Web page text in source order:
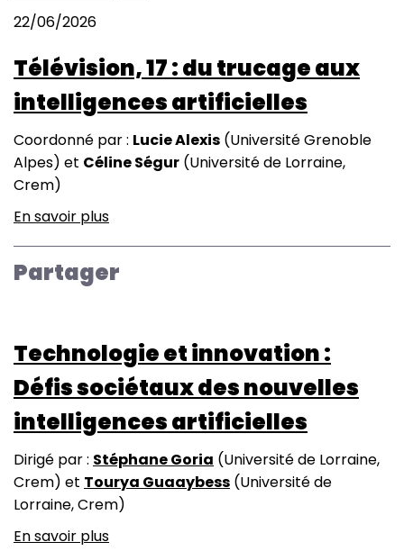
22/06/2026
Télévision, 17 : du trucage aux
intelligences artificielles
Coordonné par : Lucie Alexis (Université Grenoble
Alpes) et Céline Ségur (Université de Lorraine,
Crem)
En savoir plus
:
aux
intelligences
artificielles
Partager
Technologie et innovation :
Défis sociétaux des nouvelles
intelligences artificielles
Dirigé par : Stéphane Goria (Université de Lorraine,
Crem) et Tourya Guaaybess (Université de
Lorraine, Crem)
En savoir plus